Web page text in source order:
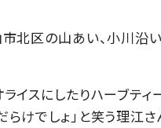
北区の山あい、小川沿
イスにしたりハーブテ
けでしょ」と笑う理江さ